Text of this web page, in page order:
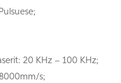
20 KHz – 100 KHz;
s;